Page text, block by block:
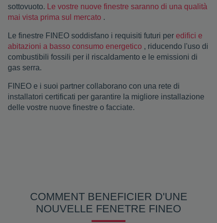
sottovuoto.
Le vostre nuove finestre saranno di una qualità
mai vista prima sul mercato .
Le finestre FINEO soddisfano i requisiti futuri per edifici e
abitazioni a basso consumo energetico , riducendo l'uso di
combustibili fossili per il riscaldamento e le emissioni di
gas serra.
FINEO e i suoi partner collaborano con una rete di
installatori certificati per garantire la migliore installazione
delle vostre nuove finestre o facciate.
COMMENT BENEFICIER D'UNE
NOUVELLE FENETRE FINEO